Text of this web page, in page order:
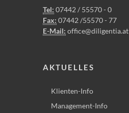
Tel: 07442 / 55570 - 0
Fax: 07442 /55570 - 77
E-Mail: office@diligentia.at
AKTUELLES
Klienten-Info
Management-Info